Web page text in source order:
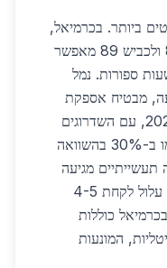
ביותר. בכרמיאל,
המיקום האסטרטגי קרוב לכביש 85 ולכביש 89 מאפשר
ספורות. נמל
מבטיח אספקת
חומרי גלם טריים ומגוונים. בשנת 2026, עם השדרוגים
בכבישי הצפון, זמני ההובלה יצטמצמו ב-30% בהשוואה
תעשייתיים מגיעה
תוך 24-48 שעות, בעוד בדרום זה עלול לקחת 4-5
כוללות
המונעות